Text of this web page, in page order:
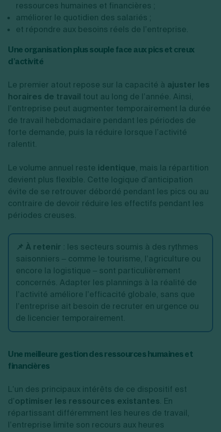
ressources humaines et financières ;
améliorer le quotidien des salariés ;
et répondre aux besoins réels de l’entreprise.
Une organisation plus souple face aux pics et creux
d’activité
Le premier atout repose sur la capacité à ajuster les
horaires de travail tout au long de l’année. Ainsi,
l’entreprise peut augmenter temporairement la durée
de travail hebdomadaire pendant les périodes de
forte demande, puis la réduire lorsque l’activité
ralentit.
Le volume annuel reste identique, mais la répartition
devient plus flexible. Cette logique d’anticipation
évite de se retrouver débordé pendant les pics ou au
contraire de devoir réduire les effectifs pendant les
périodes creuses.
📌 À retenir : les secteurs soumis à des rythmes
saisonniers – comme le tourisme, l’agriculture ou
encore la logistique – sont particulièrement
concernés. Adapter les plannings à la réalité de
l’activité améliore l’efficacité globale, sans que
l’entreprise ait besoin de recruter en urgence ou
de licencier temporairement.
Une meilleure gestion des ressources humaines et
financières
L’un des principaux intérêts de ce dispositif est
d’optimiser les ressources existantes. En
répartissant différemment les heures de travail,
l’entreprise limite son recours aux heures